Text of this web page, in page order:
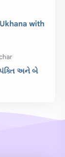
with
પંક્તિ અને બે